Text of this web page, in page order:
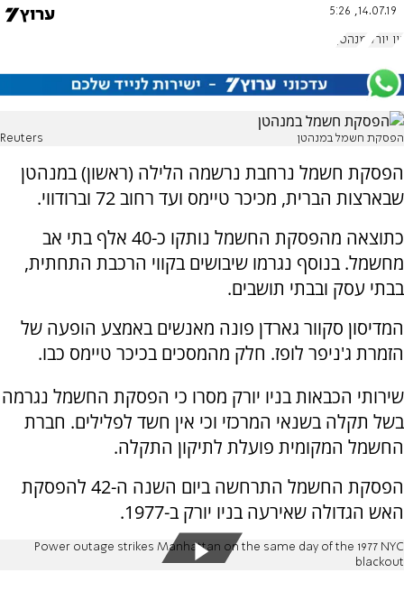
14.07.19, 5:26
ניו יורק מנהטן
הפסקת חשמל במנהטן Reuters
הפסקת חשמל נרחבת נרשמה הלילה (ראשון) במנהטן
שבארצות הברית, מכיכר טיימס ועד רחוב 72 וברודווי.
כתוצאה מהפסקת החשמל נותקו כ-40 אלף בתי אב
מחשמל. בנוסף נגרמו שיבושים בקווי הרכבת התחתית,
בבתי עסק ובבתי תושבים.
המדיסון סקוור גארדן פונה מאנשים באמצע הופעה של
הזמרת ג'ניפר לופז. חלק מהמסכים בכיכר טיימס כבו.
שירותי הכבאות בניו יורק מסרו כי הפסקת החשמל נגרמה
בשל תקלה בשנאי המרכזי וכי אין חשד לפלילים. חברת
החשמל המקומית פועלת לתיקון התקלה.
הפסקת החשמל התרחשה ביום השנה ה-42 להפסקת
האש הגדולה שאירעה בניו יורק ב-1977.
Power outage strikes Manhattan on the same day of the 1977 NYC
blackout